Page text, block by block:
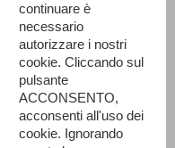
continuare è
necessario
autorizzare i nostri
cookie. Cliccando sul
pulsante
ACCONSENTO,
acconsenti all'uso dei
cookie. Ignorando